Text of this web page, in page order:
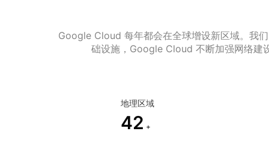
Google Cloud 每年都会在全球增设新区域。我
础设施，Google Cloud 不断加强网络建
地理区域
42 +